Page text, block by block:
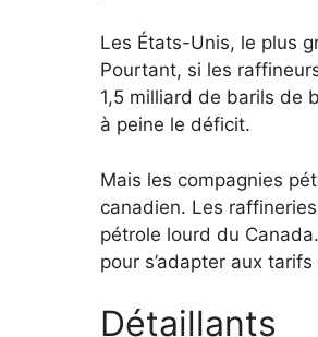
Les États-Unis, le plus
Pourtant, si les
1,5 milliard de barils de
à peine le déficit.
Mais les compagnies
canadien. Les
pétrole lourd du
pour s’adapter aux
Détaillants